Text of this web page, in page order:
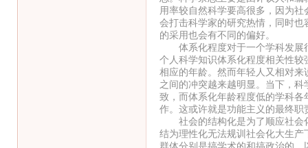
用率较自然科学要高很多，因为
会打击科学家的研究热情，同时
的采用也会有不同的偏好。
体系化程度对于一个学科发展
个人科学知识体系化程度相关性
相应的年龄。然而年轻人又相对
之间的冲突越来越明显。当下，
致，而体系化年龄程度低的学科
作。这或许就是功能主义的最终
社会的结构化是为了顺应社会
结为理性化无法规训社会化大生
群体分别是搞学术的和搞政治的